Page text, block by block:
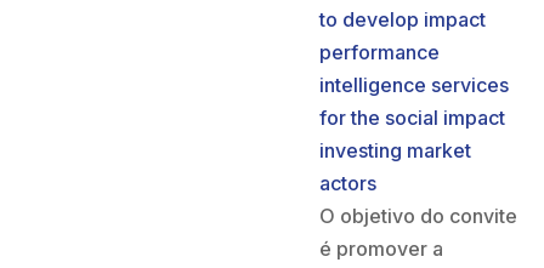
to develop impact
performance
intelligence services
for the social impact
investing market
actors
O objetivo do convite
é promover a